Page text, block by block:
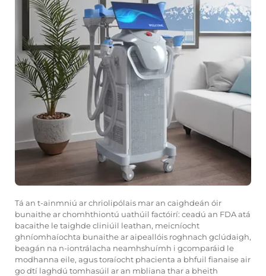
Tá an t-ainmniú ar chriolipólais mar an caighdeán óir
bunaithe ar chomhthiontú uathúil factóirí: ceadú an FDA atá
bacaithe le taighde cliniúil leathan, meicníocht
ghníomhaíochta bunaithe ar aipeallóis roghnach gclúdaigh,
beagán na n-iontrálacha neamhshuímh i gcomparáid le
modhanna eile, agus toraíocht phacienta a bhfuil fianaise air
go dtí laghdú tomhasúil ar an mbliana thar a bheith